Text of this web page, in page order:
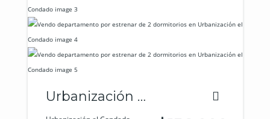
Urbanización el